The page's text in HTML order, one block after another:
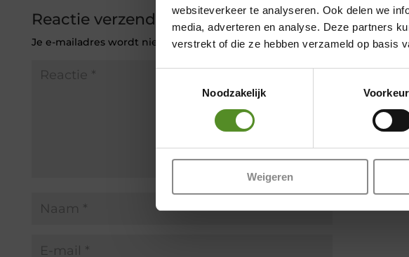
websiteverkeer te analyseren. Ook delen we
media, adverteren en analyse. Deze partners
verstrekt of die ze hebben verzameld op basis
Noodzakelijk
Weigeren
Reactie verzenden
Je e-mailadres wordt niet gepubliceerd. Vereiste velden zijn